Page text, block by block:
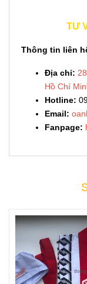
TƯ
Thông tin liên
Địa chỉ:
Hồ Chí
Hotline:
Email:
Fanpage: